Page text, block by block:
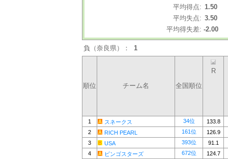
平均得点: 1.50
平均失点: 3.50
平均得失差: -2.00
負（奈良県）： 1
順位 チーム名 全国順位
R
1 スネークス 34位
133.8
2
RICH PEARL 161位
126.9
3
USA 393位
91.1
4
ビンゴスターズ 672位
124.7